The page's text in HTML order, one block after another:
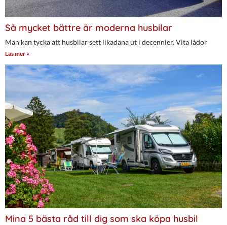
Så mycket bättre är moderna husbilar
Man kan tycka att husbilar sett likadana ut i decennier. Vita lådor
Läs mer »
Mina 5 bästa råd till dig som ska köpa husbil